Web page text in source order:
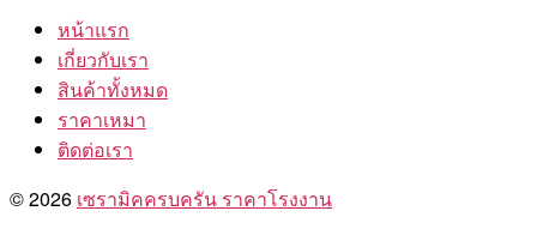
หน้าแรก
เกี่ยวกับเรา
สินค้าทั้งหมด
ราคาเหมา
ติดต่อเรา
© 2026 เซรามิคครบครัน ราคาโรงงาน